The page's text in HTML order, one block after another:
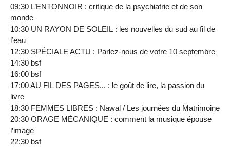
09:30 L’ENTONNOIR : critique de la psychiatrie et de son
monde
10:30 UN RAYON DE SOLEIL : les nouvelles du sud au fil de
l’eau
12:30 SPÉCIALE ACTU : Parlez-nous de votre 10 septembre
14:30 bsf
16:00 bsf
17:00 AU FIL DES PAGES... : le goût de lire, la passion du
livre
18:30 FEMMES LIBRES : Nawal / Les journées du Matrimoine
20:30 ORAGE MÉCANIQUE : comment la musique épouse
l’image
22:30 bsf